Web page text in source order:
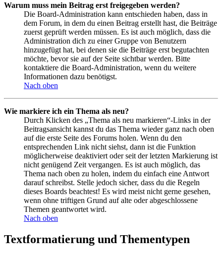
Warum muss mein Beitrag erst freigegeben werden?
Die Board-Administration kann entschieden haben, dass in
dem Forum, in dem du einen Beitrag erstellt hast, die Beiträge
zuerst geprüft werden müssen. Es ist auch möglich, dass die
Administration dich zu einer Gruppe von Benutzern
hinzugefügt hat, bei denen sie die Beiträge erst begutachten
möchte, bevor sie auf der Seite sichtbar werden. Bitte
kontaktiere die Board-Administration, wenn du weitere
Informationen dazu benötigst.
Nach oben
Wie markiere ich ein Thema als neu?
Durch Klicken des „Thema als neu markieren“-Links in der
Beitragsansicht kannst du das Thema wieder ganz nach oben
auf die erste Seite des Forums holen. Wenn du den
entsprechenden Link nicht siehst, dann ist die Funktion
möglicherweise deaktiviert oder seit der letzten Markierung ist
nicht genügend Zeit vergangen. Es ist auch möglich, das
Thema nach oben zu holen, indem du einfach eine Antwort
darauf schreibst. Stelle jedoch sicher, dass du die Regeln
dieses Boards beachtest! Es wird meist nicht gerne gesehen,
wenn ohne triftigen Grund auf alte oder abgeschlossene
Themen geantwortet wird.
Nach oben
Textformatierung und Thementypen